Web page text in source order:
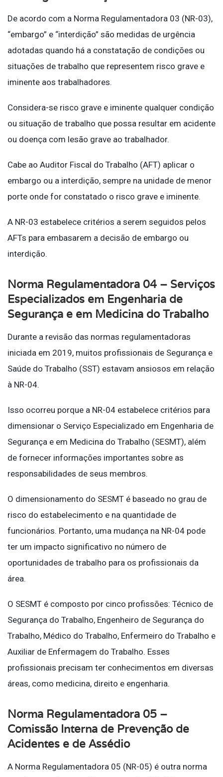
De acordo com a Norma Regulamentadora 03 (NR-03),
“embargo” e “interdição” são medidas de urgência
adotadas quando há a constatação de condições ou
situações de trabalho que representem risco grave e
iminente aos trabalhadores.
Considera-se risco grave e iminente qualquer condição
ou situação de trabalho que possa resultar em acidente
ou doença com lesão grave ao trabalhador.
Cabe ao Auditor Fiscal do Trabalho (AFT) aplicar o
embargo ou a interdição, sempre na unidade de menor
porte onde for constatado o risco grave e iminente.
A NR-03 estabelece critérios a serem seguidos pelos
AFTs para embasarem a decisão de embargo ou
interdição.
Norma Regulamentadora 04 – Serviços
Especializados em Engenharia de
Segurança e em Medicina do Trabalho
Durante a revisão das normas regulamentadoras
iniciada em 2019, muitos profissionais de Segurança e
Saúde do Trabalho (SST) estavam ansiosos em relação
à NR-04.
Isso ocorreu porque a NR-04 estabelece critérios para
dimensionar o Serviço Especializado em Engenharia de
Segurança e em Medicina do Trabalho (SESMT), além
de fornecer informações importantes sobre as
responsabilidades de seus membros.
O dimensionamento do SESMT é baseado no grau de
risco do estabelecimento e na quantidade de
funcionários. Portanto, uma mudança na NR-04 pode
ter um impacto significativo no número de
oportunidades de trabalho para os profissionais da
área.
O SESMT é composto por cinco profissões: Técnico de
Segurança do Trabalho, Engenheiro de Segurança do
Trabalho, Médico do Trabalho, Enfermeiro do Trabalho e
Auxiliar de Enfermagem do Trabalho. Esses
profissionais precisam ter conhecimentos em diversas
áreas, como medicina, direito e engenharia.
Norma Regulamentadora 05 –
Comissão Interna de Prevenção de
Acidentes e de Assédio
A Norma Regulamentadora 05 (NR-05) é outra norma